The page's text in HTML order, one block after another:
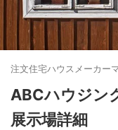
注文住宅ハウスメーカー
ABCハウジン
展示場詳細